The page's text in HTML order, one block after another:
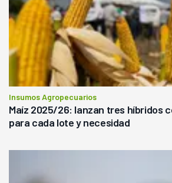
Insumos Agropecuarios
Maíz 2025/26: lanzan tres híbridos
para cada lote y necesidad